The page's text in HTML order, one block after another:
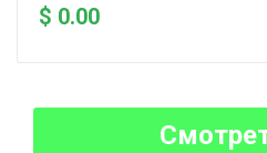
$ 0.00